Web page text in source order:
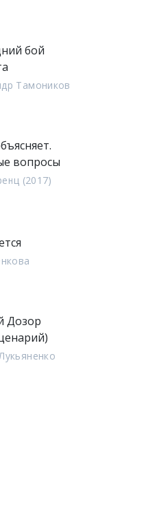
бой
Тамоников
вопросы
(2017)
Дозор